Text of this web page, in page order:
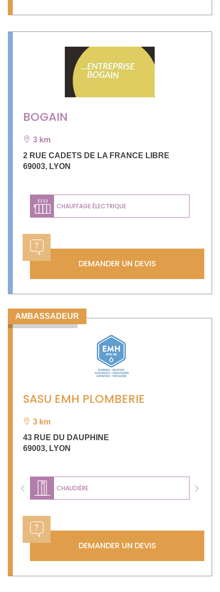
BOGAIN
3 km
2 RUE CADETS DE LA FRANCE LIBRE
69003, LYON
CHAUFFAGE ÉLECTRIQUE
DEMANDER UN DEVIS
AMBASSADEUR
SASU EMH PLOMBERIE
3 km
43 RUE DU DAUPHINE
69003, LYON
CHAUDIÈRE
Previous Next
DEMANDER UN DEVIS